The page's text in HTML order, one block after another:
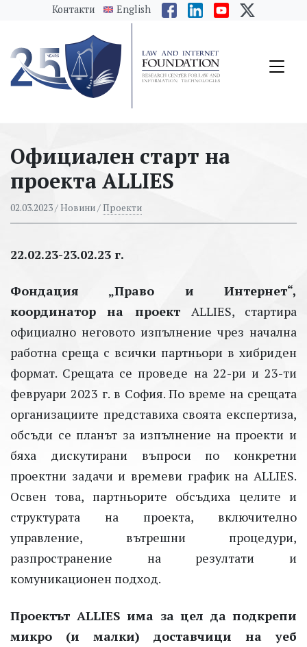
messages.Skip to main content
Контакти English
Официален старт на
проекта ALLIES
02.03.2023/ Новини /Проекти
22.02.23-23.02.23 г.
Фондация „Право и Интернет“,
координатор на проект ALLIES, стартира
официално неговото изпълнение чрез начална
работна среща с всички партньори в хибриден
формат. Срещата се проведе на 22-ри и 23-ти
февруари 2023 г. в София. По време на срещата
организациите представиха своята експертиза,
обсъди се планът за изпълнение на проекти и
бяха дискутирани въпроси по конкретни
проектни задачи и времеви график на ALLIES.
Освен това, партньорите обсъдиха целите и
структурата на проекта, включително
управление, вътрешни процедури,
разпространение на резултати и
комуникационен подход.
Проектът ALLIES има за цел да подкрепи
микро (и малки) доставчици на уеб